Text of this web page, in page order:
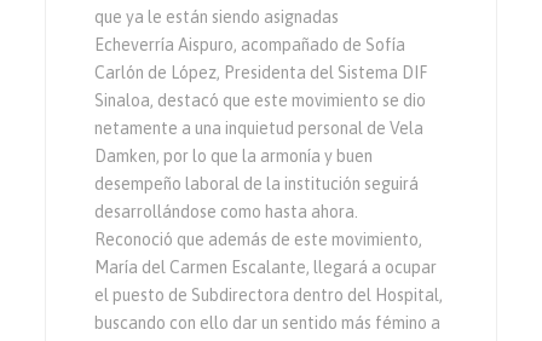
que ya le están siendo asignadas
Echeverría Aispuro, acompañado de Sofía
Carlón de López, Presidenta del Sistema DIF
Sinaloa, destacó que este movimiento se dio
netamente a una inquietud personal de Vela
Damken, por lo que la armonía y buen
desempeño laboral de la institución seguirá
desarrollándose como hasta ahora.
Reconoció que además de este movimiento,
María del Carmen Escalante, llegará a ocupar
el puesto de Subdirectora dentro del Hospital,
buscando con ello dar un sentido más fémino a